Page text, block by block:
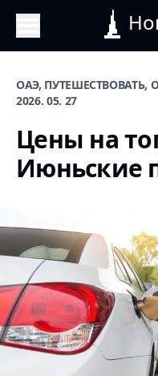
ОАЭ, ПУТЕШЕСТВОВАТЬ,
2026. 05. 27
Цены на
Июньские